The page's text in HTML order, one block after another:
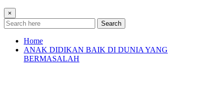
×
Search
Home
ANAK DIDIKAN BAIK DI DUNIA YANG
BERMASALAH